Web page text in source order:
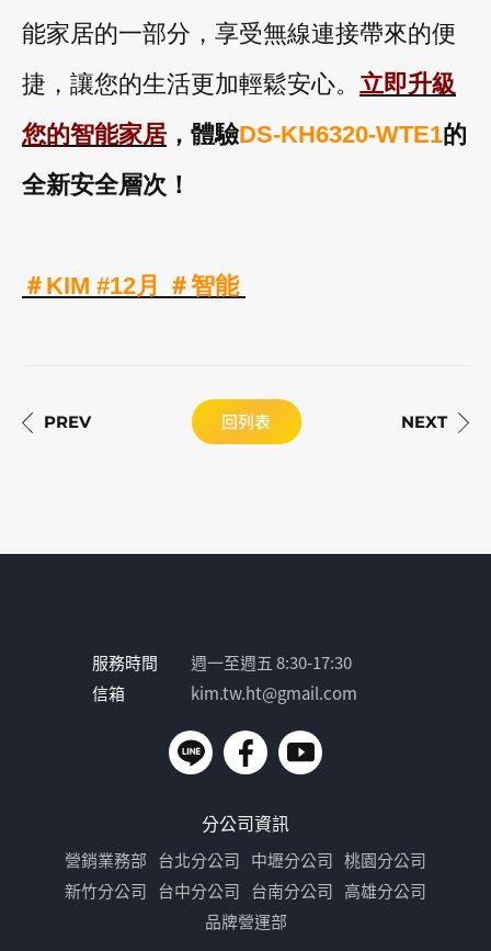
能家居的一部分，享受無線連接帶來的便
捷，讓您的生活更加輕鬆安心。 立即升級
您的智能家居 ，體驗DS-KH6320-WTE1的
全新安全層次！
＃KIM #12月 ＃智能
回列表
服務時間
週一至週五 8:30-17:30
信箱
kim.tw.ht@gmail.com
分公司資訊
營銷業務部 台北分公司 中壢分公司 桃園分公司
新竹分公司 台中分公司 台南分公司 高雄分公司
品牌營運部